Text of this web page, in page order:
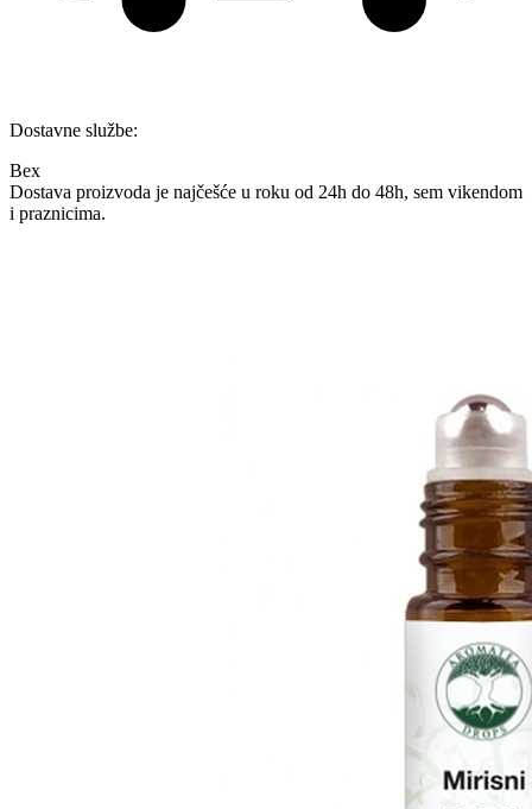
Dostavne službe:
Bex
Dostava proizvoda je najčešće u roku od 24h do 48h, sem vikendom
i praznicima.